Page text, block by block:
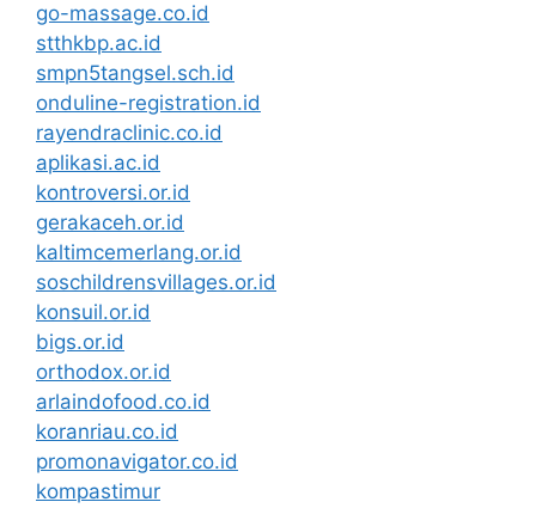
go-massage.co.id
stthkbp.ac.id
smpn5tangsel.sch.id
onduline-registration.id
rayendraclinic.co.id
aplikasi.ac.id
kontroversi.or.id
gerakaceh.or.id
kaltimcemerlang.or.id
soschildrensvillages.or.id
konsuil.or.id
bigs.or.id
orthodox.or.id
arlaindofood.co.id
koranriau.co.id
promonavigator.co.id
kompastimur